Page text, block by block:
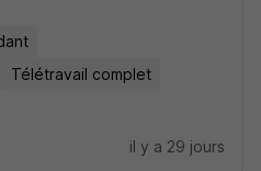
Télétravail complet
il y a 29 jours